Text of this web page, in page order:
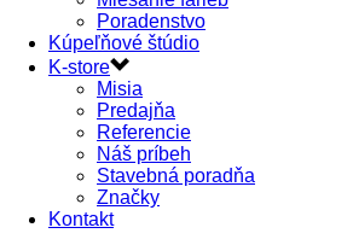
Poradenstvo
Kúpeľňové štúdio
K-store
Misia
Predajňa
Referencie
Náš príbeh
Stavebná poradňa
Značky
Kontakt